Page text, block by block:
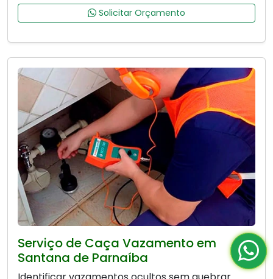
Solicitar Orçamento
Serviço de Caça Vazamento em
Santana de Parnaíba